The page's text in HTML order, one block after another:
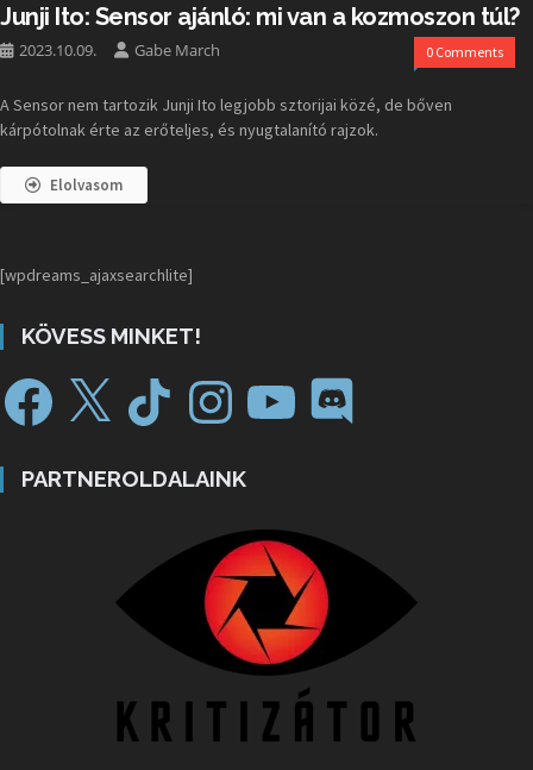
Junji Ito: Sensor ajánló: mi van a kozmoszon túl?
2023.10.09. Gabe March 0 Comments
A Sensor nem tartozik Junji Ito legjobb sztorijai közé, de bőven
kárpótolnak érte az erőteljes, és nyugtalanító rajzok.
Elolvasom
[wpdreams_ajaxsearchlite]
KÖVESS MINKET!
PARTNEROLDALAINK